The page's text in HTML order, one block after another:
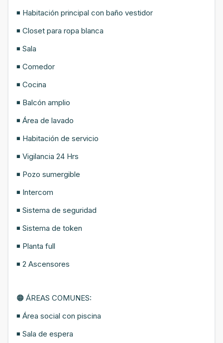
◾ Habitación principal con baño vestidor
◾ Closet para ropa blanca
◾ Sala
◾ Comedor
◾ Cocina
◾ Balcón amplio
◾ Área de lavado
◾ Habitación de servicio
◾ Vigilancia 24 Hrs
◾ Pozo sumergible
◾ Intercom
◾ Sistema de seguridad
◾ Sistema de token
◾ Planta full
◾ 2 Ascensores
🟠 ÁREAS COMUNES:
◾ Área social con piscina
◾ Sala de espera